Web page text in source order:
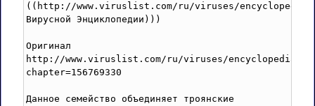
((http://www.viruslist.com/ru/viruses/encyclopedia
Вирусной Энциклопедии)))
Оригинал
http://www.viruslist.com/ru/viruses/encyclopedia?
chapter=156769330
Данное семейство объединяет троянские